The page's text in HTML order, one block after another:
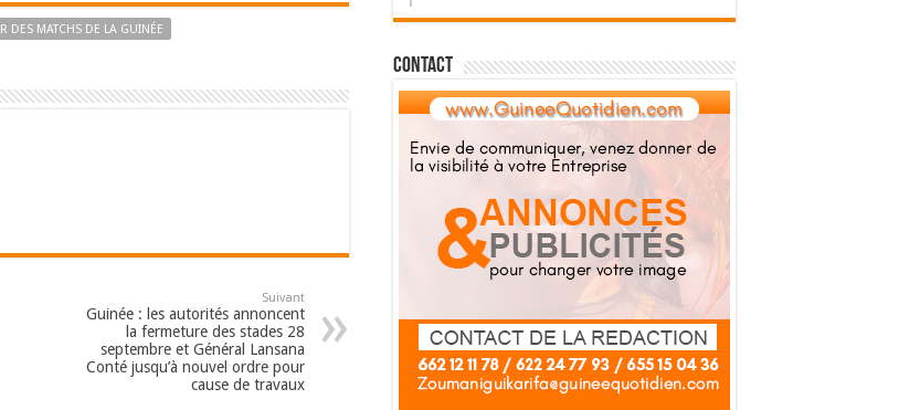
DES MATCHS DE LA GUINÉE
Suivant
Guinée : les autorités annoncent
la fermeture des stades 28
septembre et Général Lansana
Conté jusqu’à nouvel ordre pour
cause de travaux
Contact